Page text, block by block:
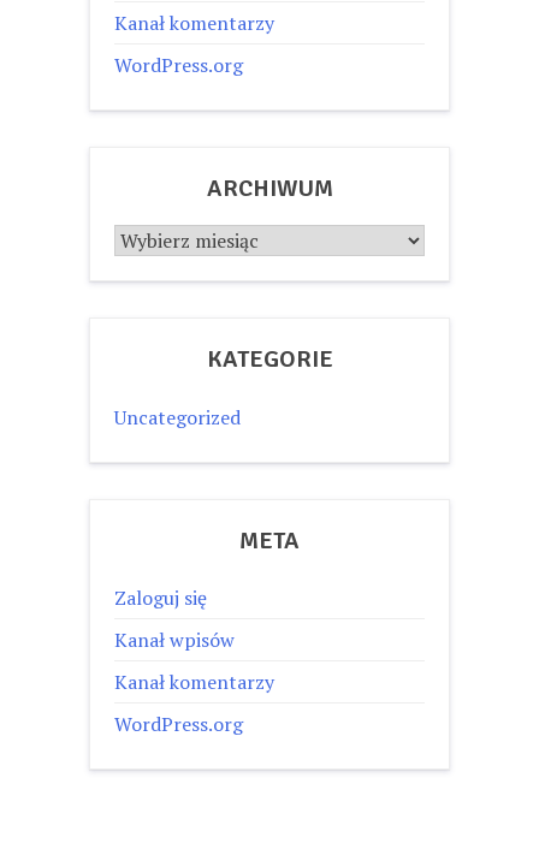
Kanał komentarzy
WordPress.org
ARCHIWUM
Archiwum
KATEGORIE
Uncategorized
META
Zaloguj się
Kanał wpisów
Kanał komentarzy
WordPress.org